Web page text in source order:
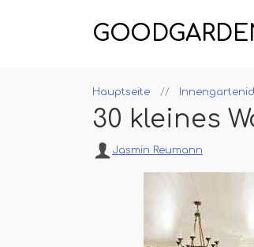
Hauptseite
30 kleines
Jasmin Reumann